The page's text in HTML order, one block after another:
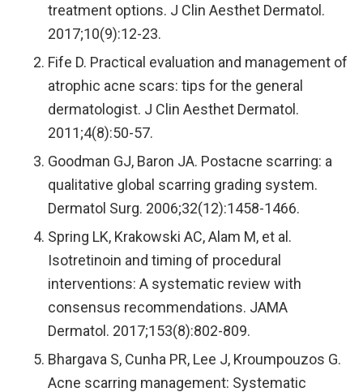
treatment options. J Clin Aesthet Dermatol.
2017;10(9):12-23.
Fife D. Practical evaluation and management of
atrophic acne scars: tips for the general
dermatologist. J Clin Aesthet Dermatol.
2011;4(8):50-57.
Goodman GJ, Baron JA. Postacne scarring: a
qualitative global scarring grading system.
Dermatol Surg. 2006;32(12):1458-1466.
Spring LK, Krakowski AC, Alam M, et al.
Isotretinoin and timing of procedural
interventions: A systematic review with
consensus recommendations. JAMA
Dermatol. 2017;153(8):802-809.
Bhargava S, Cunha PR, Lee J, Kroumpouzos G.
Acne scarring management: Systematic